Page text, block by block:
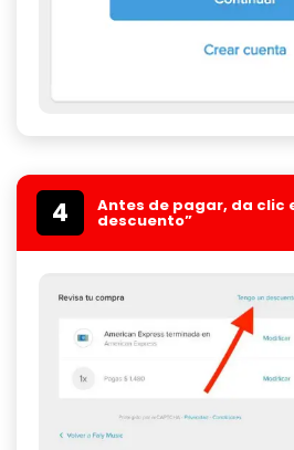
4 Antes de pagar, da clic
descuento”